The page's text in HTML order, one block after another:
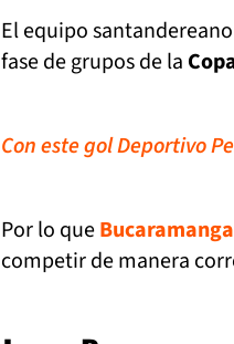
El equipo
fase de grupos de la
Con este gol Deportivo
Por lo queBucaramanga
competir de manera